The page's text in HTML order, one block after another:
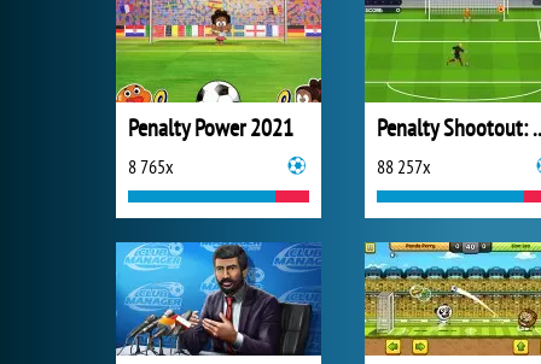
Penalty Power 2021
8 765x
Penalty
88 257x